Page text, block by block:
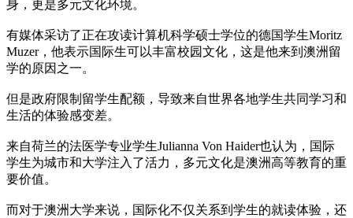
身，更是多元文化环境。
有媒体采访了正在攻读计算机科学硕士学位的德国学生Moritz
Muzer，他表示国际生可以丰富校园文化，这是他来到澳洲留
学的原因之一。
但是政府限制留学生配额，导致来自世界各地学生共同学习和
生活的体验感变差。
来自荷兰的法医学专业学生Julianna Von Haider也认为，国际
学生为城市和大学注入了活力，多元文化是澳洲高等教育的重
要价值。
而对于澳洲大学来说，国际化不仅关系到学生的就读体验，还